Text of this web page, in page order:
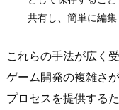
共有し、簡単に編集
これらの手法が広く
ゲーム開発の複雑さ
プロセスを提供する